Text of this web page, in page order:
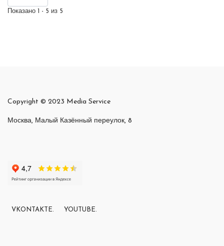
Показано 1 - 5 из 5
Copyright © 2023 Media Service
Москва, Малый Казённый переулок, 8
VKONTAKTE. YOUTUBE.